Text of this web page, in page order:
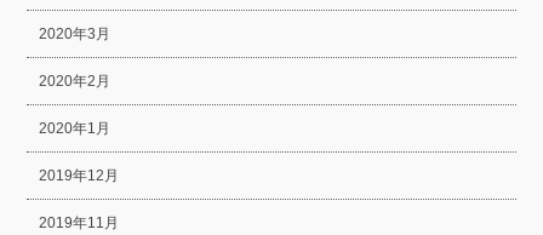
2020年3月
2020年2月
2020年1月
2019年12月
2019年11月